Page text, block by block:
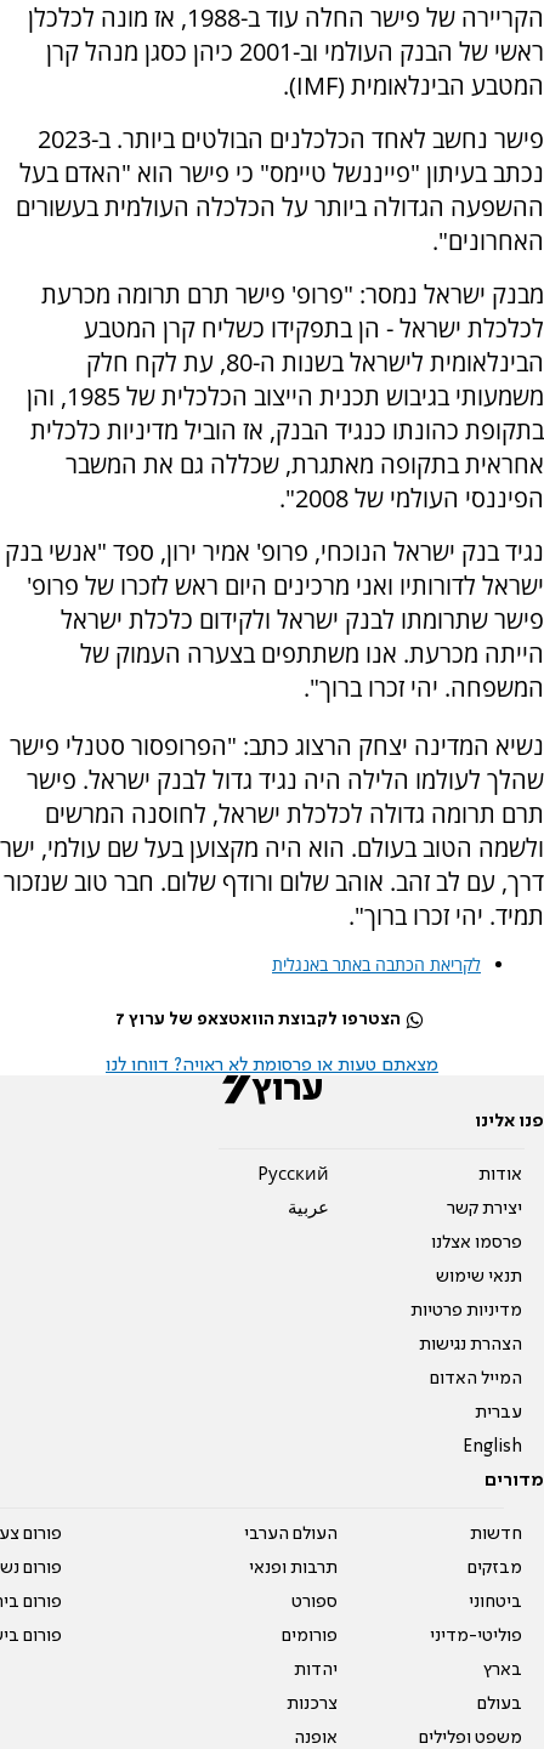
הקריירה של פישר החלה עוד ב-1988, אז מונה לכלכלן
ראשי של הבנק העולמי וב-2001 כיהן כסגן מנהל קרן
המטבע הבינלאומית (IMF).
פישר נחשב לאחד הכלכלנים הבולטים ביותר. ב-2023
נכתב בעיתון "פייננשל טיימס" כי פישר הוא "האדם בעל
ההשפעה הגדולה ביותר על הכלכלה העולמית בעשורים
האחרונים".
מבנק ישראל נמסר: "פרופ' פישר תרם תרומה מכרעת
לכלכלת ישראל - הן בתפקידו כשליח קרן המטבע
הבינלאומית לישראל בשנות ה-80, עת לקח חלק
משמעותי בגיבוש תכנית הייצוב הכלכלית של 1985, והן
בתקופת כהונתו כנגיד הבנק, אז הוביל מדיניות כלכלית
אחראית בתקופה מאתגרת, שכללה גם את המשבר
הפיננסי העולמי של 2008".
נגיד בנק ישראל הנוכחי, פרופ' אמיר ירון, ספד "אנשי בנק
ישראל לדורותיו ואני מרכינים היום ראש לזכרו של פרופ'
פישר שתרומתו לבנק ישראל ולקידום כלכלת ישראל
הייתה מכרעת. אנו משתתפים בצערה העמוק של
המשפחה. יהי זכרו ברוך".
נשיא המדינה יצחק הרצוג כתב: "הפרופסור סטנלי פישר
שהלך לעולמו הלילה היה נגיד גדול לבנק ישראל. פישר
תרם תרומה גדולה לכלכלת ישראל, לחוסנה המרשים
ולשמה הטוב בעולם. הוא היה מקצוען בעל שם עולמי, ישר
דרך, עם לב זהב. אוהב שלום ורודף שלום. חבר טוב שנזכור
תמיד. יהי זכרו ברוך".
לקריאת הכתבה באתר באנגלית
הצטרפו לקבוצת הוואטצאפ של ערוץ 7
מצאתם טעות או פרסומת לא ראויה? דווחו לנו
פנו אלינו
אודות
יצירת קשר
פרסמו אצלנו
תנאי שימוש
מדיניות פרטיות
הצהרת נגישות
המייל האדום
עברית
English
Pусский
عربية
מדורים
חדשות
מבזקים
ביטחוני
פוליטי-מדיני
בארץ
בעולם
משפט ופלילים
העולם הערבי
תרבות ופנאי
ספורט
פורומים
יהדות
צרכנות
אופנה
פורום
פורום
פורום
פורום